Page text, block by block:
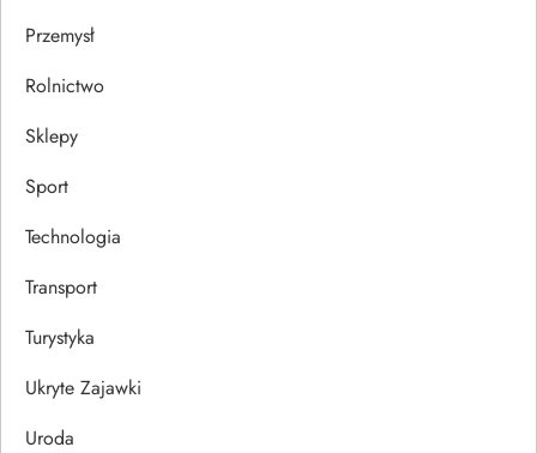
Przemysł
Rolnictwo
Sklepy
Sport
Technologia
Transport
Turystyka
Ukryte Zajawki
Uroda